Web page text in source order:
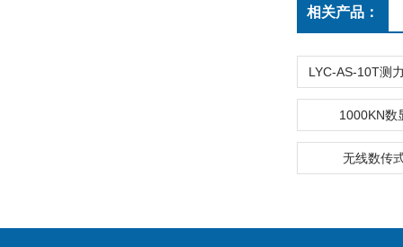
相关产品：
1000KN数
无线数传